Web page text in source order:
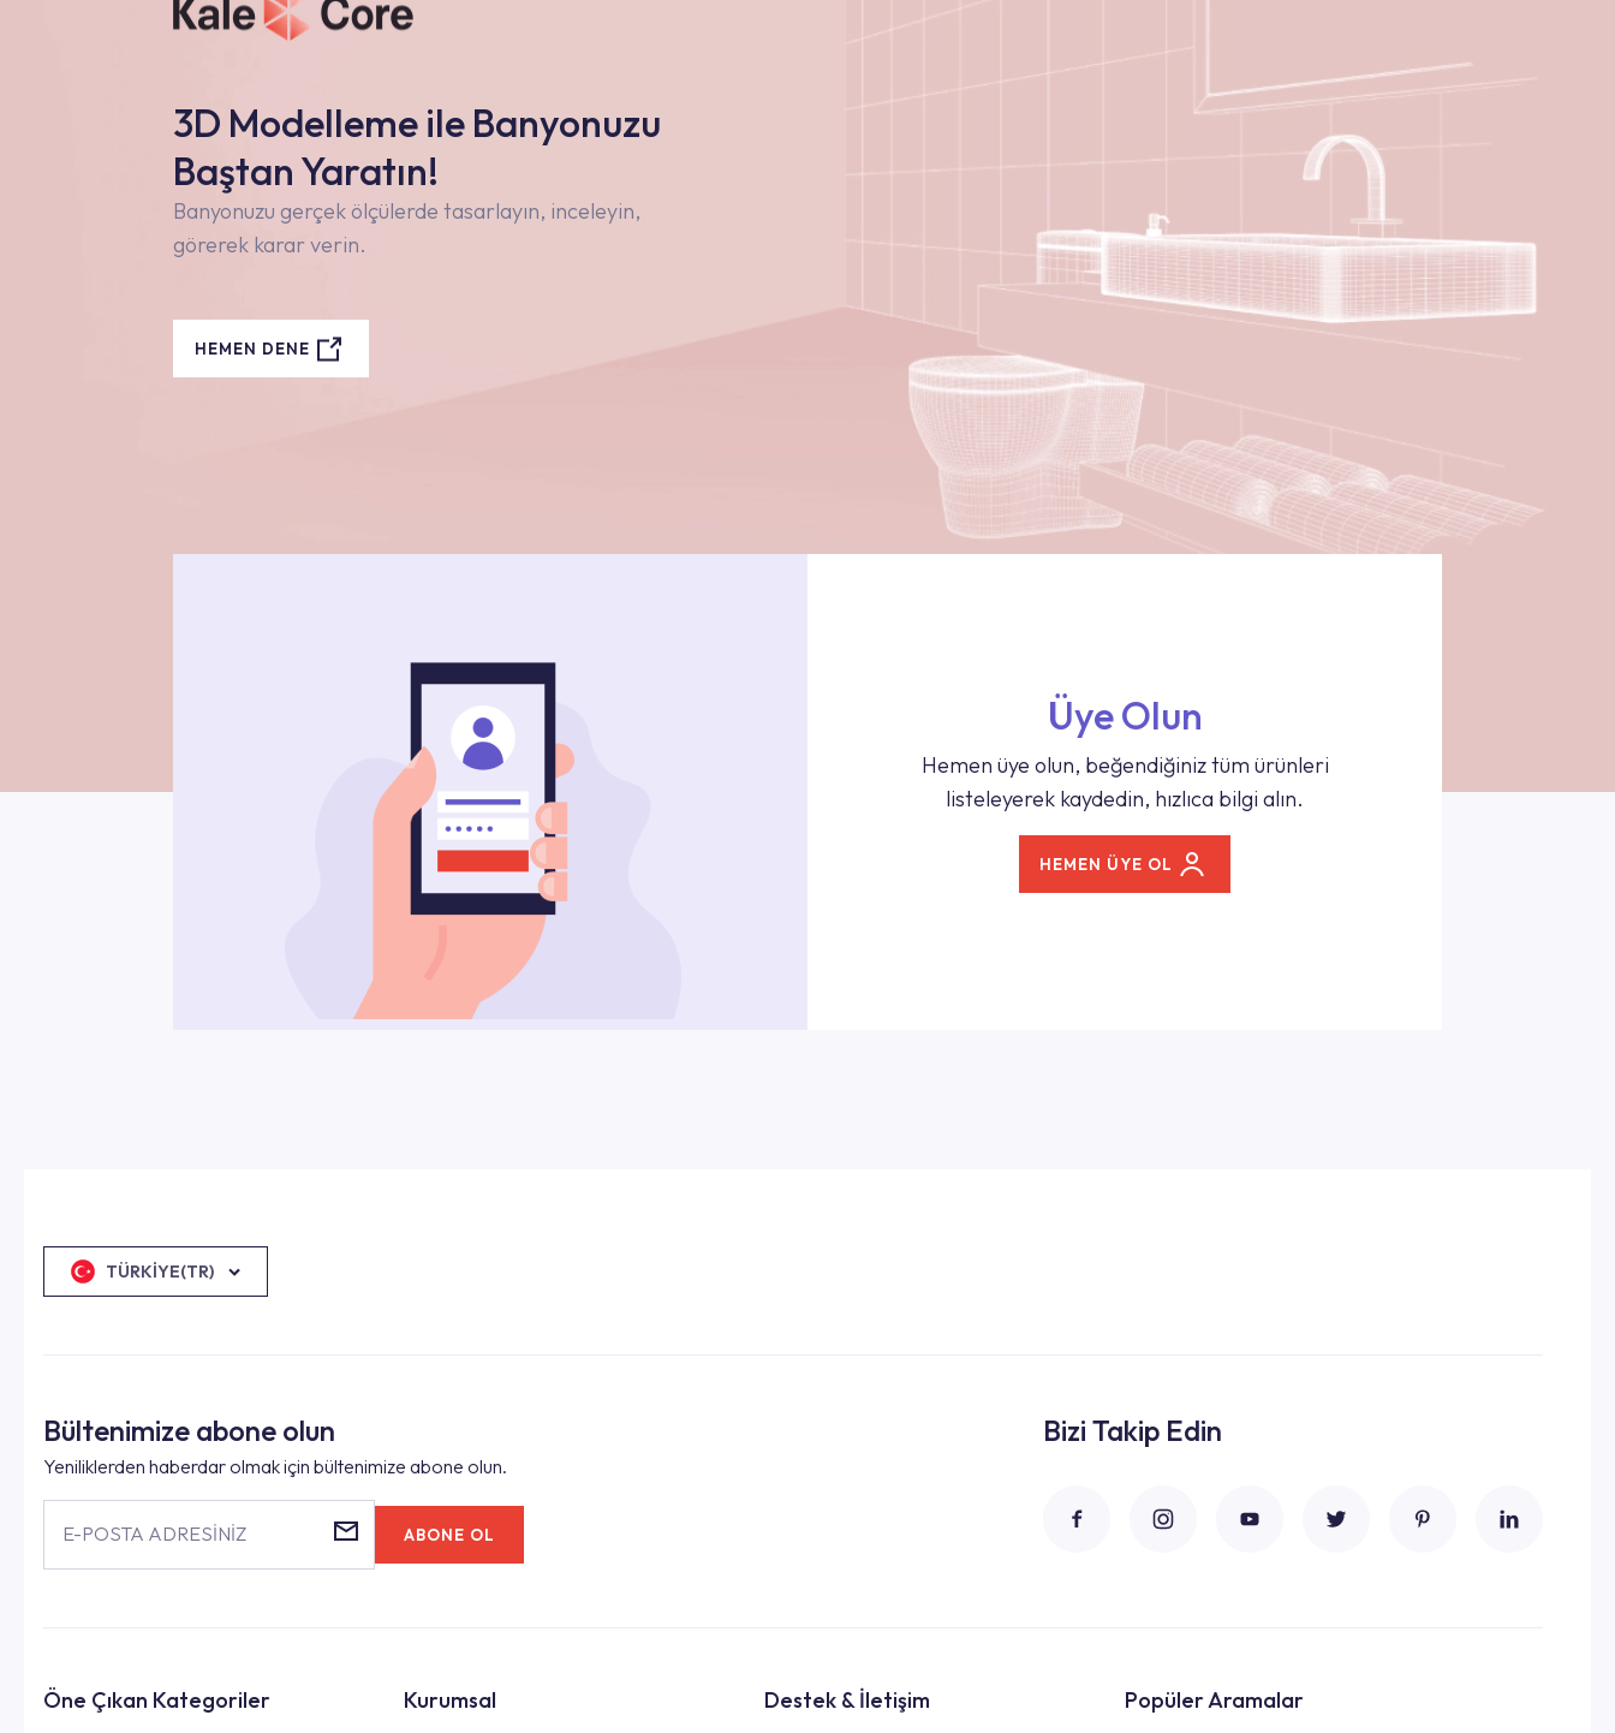
3D Modelleme ile Banyonuzu
Baştan Yaratın!
Banyonuzu gerçek ölçülerde tasarlayın, inceleyin,
görerek karar verin.
HEMEN DENE
Üye Olun
Hemen üye olun, beğendiğiniz tüm ürünleri
listeleyerek kaydedin, hızlıca bilgi alın.
HEMEN ÜYE OL
TÜRKIYE(TR)
Bültenimize abone olun
Yeniliklerden haberdar olmak için bültenimize abone olun.
E-POSTA ADRESİNİZ ABONE OL
Bizi Takip Edin
Öne Çıkan Kategoriler Kurumsal Destek & İletişim Popüler Aramalar